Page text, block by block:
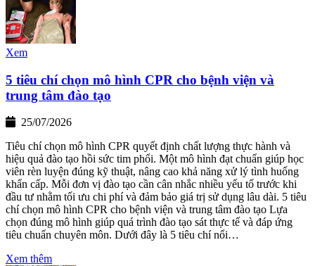
Xem
5 tiêu chí chọn mô hình CPR cho bệnh viện và
trung tâm đào tạo
25/07/2026
Tiêu chí chọn mô hình CPR quyết định chất lượng thực hành và
hiệu quả đào tạo hồi sức tim phổi. Một mô hình đạt chuẩn giúp học
viên rèn luyện đúng kỹ thuật, nâng cao khả năng xử lý tình huống
khẩn cấp. Mỗi đơn vị đào tạo cần cân nhắc nhiều yếu tố trước khi
đầu tư nhằm tối ưu chi phí và đảm bảo giá trị sử dụng lâu dài. 5 tiêu
chí chọn mô hình CPR cho bệnh viện và trung tâm đào tạo Lựa
chọn đúng mô hình giúp quá trình đào tạo sát thực tế và đáp ứng
tiêu chuẩn chuyên môn. Dưới đây là 5 tiêu chí nổi…
Xem thêm